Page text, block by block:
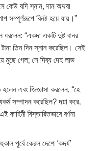
কেউ যদি স্নান, দান অথবা
সম্পূর্ণরূপে বিনষ্ট হয়ে যায়।”
ধরলেন: “একদা একটি দুষ্ট বানর
তিন দিন স্নান করেছিল। সেই
মুছে গেল; সে দিব্য দেহ লাভ
এবং জিজ্ঞাসা করলেন, “হে
সম্পাদন করেছিল? দয়া করে,
বিস্তারিতভাবে বর্ণনা
পূর্বে কেরল দেশে ‘কদর্য’